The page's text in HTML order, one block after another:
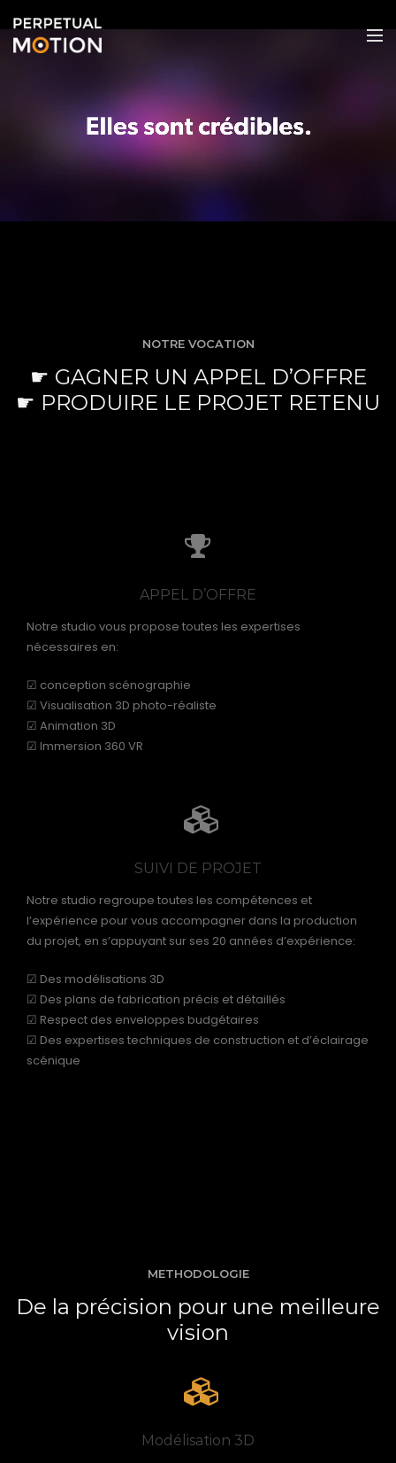
NOTRE VOCATION
☛ GAGNER UN APPEL D’OFFRE
☛ PRODUIRE LE PROJET RETENU
APPEL D’OFFRE
Notre studio vous propose toutes les expertises
nécessaires en:
☑ conception scénographie
☑ Visualisation 3D photo-réaliste
☑ Animation 3D
☑ Immersion 360 VR
SUIVI DE PROJET
Notre studio regroupe toutes les compétences et
l’expérience pour vous accompagner dans la production
du projet, en s’appuyant sur ses 20 années d’expérience:
☑ Des modélisations 3D
☑ Des plans de fabrication précis et détaillés
☑ Respect des enveloppes budgétaires
☑ Des expertises techniques de construction et d’éclairage
scénique
METHODOLOGIE
De la précision pour une meilleure
vision
Modélisation 3D